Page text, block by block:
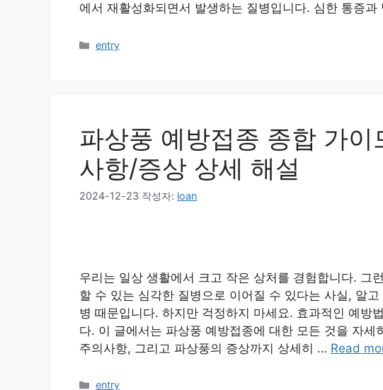
에서 재활성화되면서 발생하는 질병입니다. 심한 통증
카
entry
파상풍 예방접종 종합 가
사항/증상 상세 해설
2024-12-23 작성자: loan
우리는 일상 생활에서 크고 작은 상처를 경험합니다. 그
할 수 있는 심각한 질병으로 이어질 수 있다는 사실, 알고
병 때문입니다. 하지만 걱정하지 마세요. 효과적인 예방
다. 이 글에서는 파상풍 예방접종에 대한 모든 것을 자
주의사항, 그리고 파상풍의 증상까지 상세히 … Read
카
entry